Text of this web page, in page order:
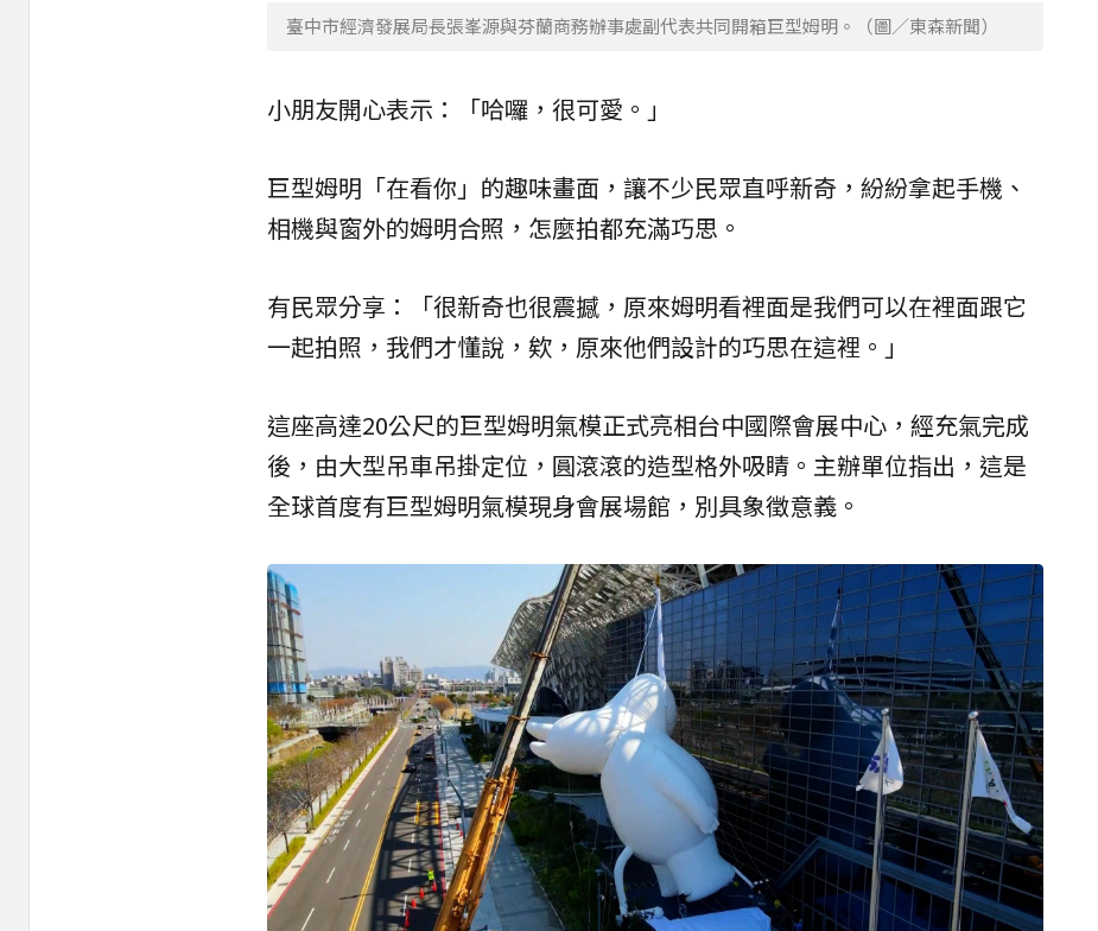
臺中市經濟發展局長張峯源與芬蘭商務辦事處副代表共同開箱巨型姆明。（圖／東森新聞）
小朋友開心表示：「哈囉，很可愛。」
巨型姆明「在看你」的趣味畫面，讓不少民眾直呼新奇，紛紛拿起手機、
相機與窗外的姆明合照，怎麼拍都充滿巧思。
有民眾分享：「很新奇也很震撼，原來姆明看裡面是我們可以在裡面跟它
一起拍照，我們才懂說，欸，原來他們設計的巧思在這裡。」
這座高達20公尺的巨型姆明氣模正式亮相台中國際會展中心，經充氣完成
後，由大型吊車吊掛定位，圓滾滾的造型格外吸睛。主辦單位指出，這是
全球首度有巨型姆明氣模現身會展場館，別具象徵意義。